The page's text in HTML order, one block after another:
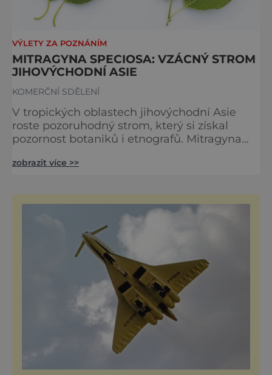
VÝLETY ZA POZNÁNÍM
MITRAGYNA SPECIOSA: VZÁCNÝ STROM
JIHOVÝCHODNÍ ASIE
KOMERČNÍ SDĚLENÍ
V tropických oblastech jihovýchodní Asie
roste pozoruhodný strom, který si získal
pozornost botaniků i etnografů. Mitragyna
představuje fascinující příklad rostliny s
charakteristika Mitragyna speciosa je
impozantní tropický strom dorůstající výšky
až 25 metrů. Jeho šedý až šedoh
zobrazit více >>